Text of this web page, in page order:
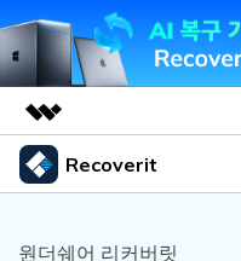
주요 제품
유틸리티
Recoverit
원더쉐어 리커버릿